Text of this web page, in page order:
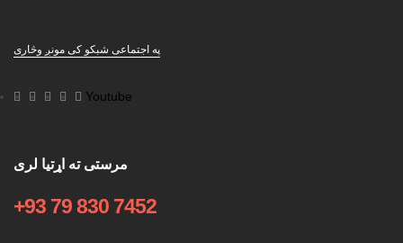
په اجتماعی شبکو کی مونږ وڅاری
Youtube
مرستی ته اړتیا لری
+93 79 830 7452